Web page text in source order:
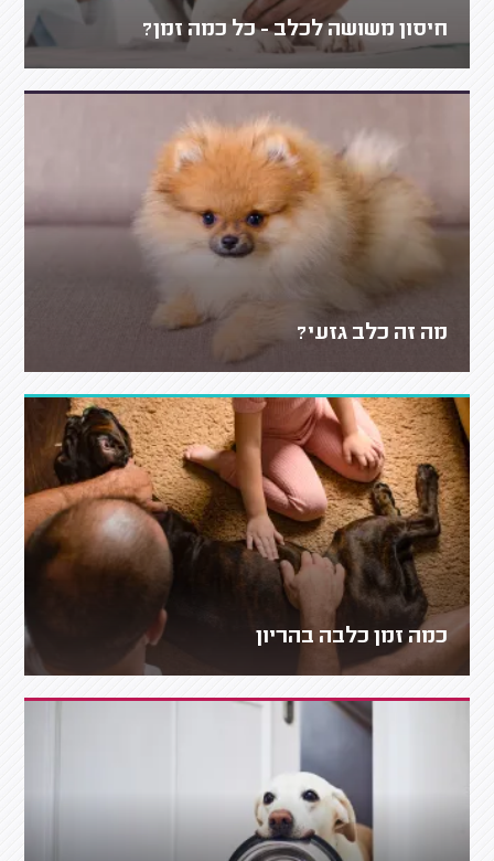
חיסון משושה לכלב - כל כמה זמן?
מה זה כלב גזעי?
כמה זמן כלבה בהריון